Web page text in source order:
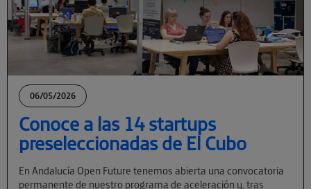
06/05/2026
Conoce a las 14 startups
preseleccionadas de El Cubo
En Andalucía Open Future tenemos abierta una convocatoria
permanente de nuestro programa de aceleración y, tras